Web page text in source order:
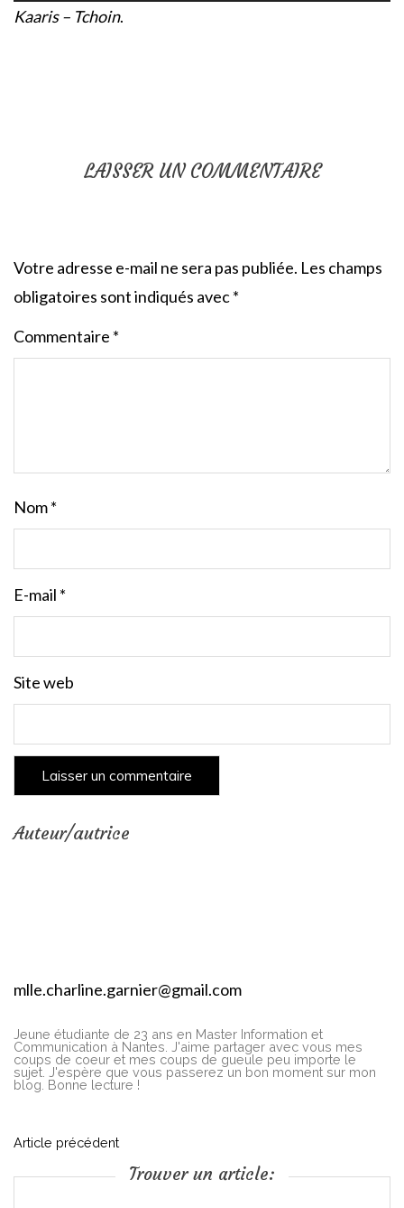
Kaaris – Tchoin.
LAISSER UN COMMENTAIRE
Votre adresse e-mail ne sera pas publiée. Les champs
obligatoires sont indiqués avec*
Commentaire *
Nom*
E-mail *
Site web
Auteur/autrice
mlle.charline.garnier@gmail.com
Jeune étudiante de 23 ans en Master Information et
Communication à Nantes. J'aime partager avec vous mes
coups de coeur et mes coups de gueule peu importe le
sujet. J'espère que vous passerez un bon moment sur mon
blog. Bonne lecture !
N
Article précédent
Trouver un article: